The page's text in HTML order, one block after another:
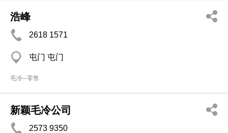
浩峰
2618 1571
屯门 屯门
毛冷─零售
新颖毛冷公司
2573 9350